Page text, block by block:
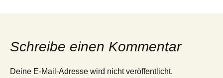
Schreibe einen Kommentar
Deine E-Mail-Adresse wird nicht veröffentlicht.